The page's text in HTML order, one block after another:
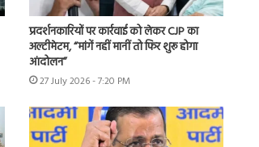
प्रदर्शनकारियों पर कार्रवाई को लेकर CJP का
अल्टीमेटम, “मांगें नहीं मानीं तो फिर शुरू होगा
आंदोलन”
27 July 2026 - 7:20 PM